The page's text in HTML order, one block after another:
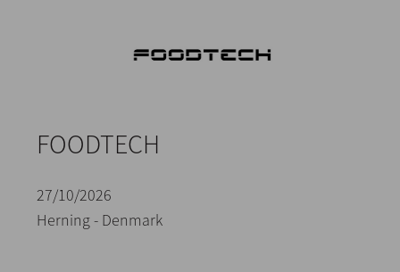
FOODTECH
27/10/2026
Herning - Denmark